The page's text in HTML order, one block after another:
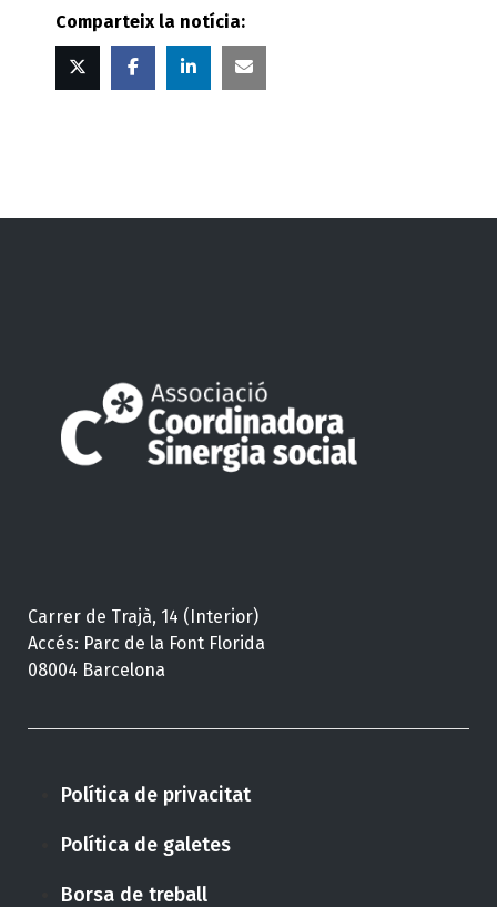
Comparteix la notícia:
Twitter FacebookLinked
in
Carrer de Trajà, 14 (Interior)
Accés: Parc de la Font Florida
08004 Barcelona
Política de privacitat
Política de galetes
Borsa de treball